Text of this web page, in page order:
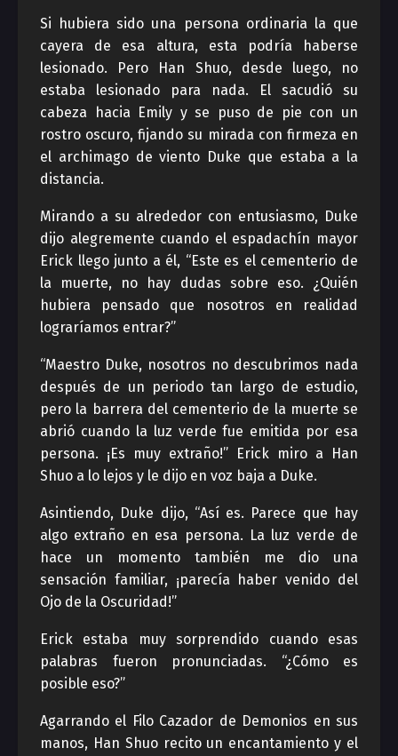
Si hubiera sido una persona ordinaria la que
cayera de esa altura, esta podría haberse
lesionado. Pero Han Shuo, desde luego, no
estaba lesionado para nada. El sacudió su
cabeza hacia Emily y se puso de pie con un
rostro oscuro, fijando su mirada con firmeza en
el archimago de viento Duke que estaba a la
distancia.
Mirando a su alrededor con entusiasmo, Duke
dijo alegremente cuando el espadachín mayor
Erick llego junto a él, “Este es el cementerio de
la muerte, no hay dudas sobre eso. ¿Quién
hubiera pensado que nosotros en realidad
lograríamos entrar?”
“Maestro Duke, nosotros no descubrimos nada
después de un periodo tan largo de estudio,
pero la barrera del cementerio de la muerte se
abrió cuando la luz verde fue emitida por esa
persona. ¡Es muy extraño!” Erick miro a Han
Shuo a lo lejos y le dijo en voz baja a Duke.
Asintiendo, Duke dijo, “Así es. Parece que hay
algo extraño en esa persona. La luz verde de
hace un momento también me dio una
sensación familiar, ¡parecía haber venido del
Ojo de la Oscuridad!”
Erick estaba muy sorprendido cuando esas
palabras fueron pronunciadas. “¿Cómo es
posible eso?”
Agarrando el Filo Cazador de Demonios en sus
manos, Han Shuo recito un encantamiento y el